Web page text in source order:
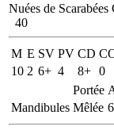
Nuées de
40
M E SV PV CD
10 2 6+ 4 8+ 0
Portée
Mandibules Mêlée 6